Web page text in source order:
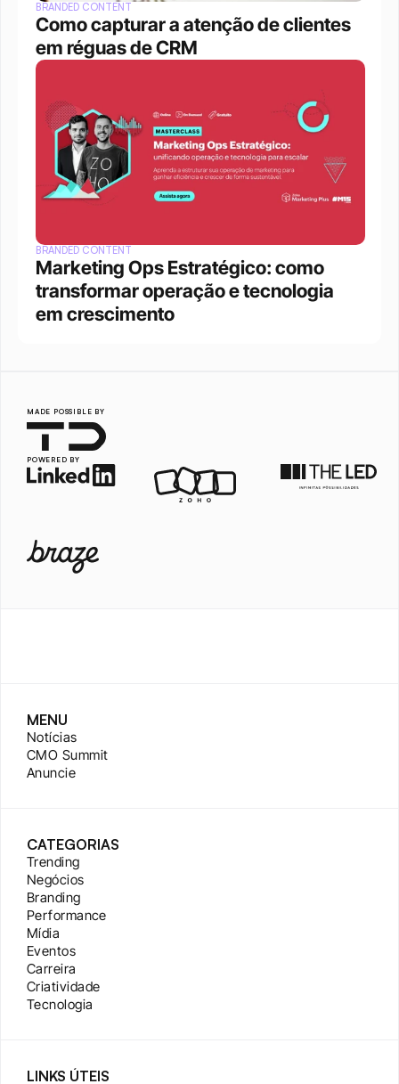
BRANDED CONTENT
Como capturar a atenção de clientes
em réguas de CRM
BRANDED CONTENT
Marketing Ops Estratégico: como
transformar operação e tecnologia
em crescimento
MADE POSSIBLE BY
POWERED BY
MENU
Notícias
CMO Summit
Anuncie
CATEGORIAS
Trending
Negócios
Branding
Performance
Mídia
Eventos
Carreira
Criatividade
Tecnologia
LINKS ÚTEIS